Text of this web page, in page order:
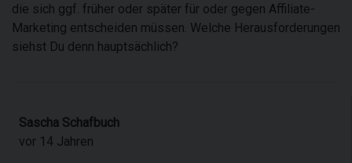
die sich ggf. früher oder später für oder gegen Affiliate-
Marketing entscheiden müssen. Welche Herausforderungen
siehst Du denn hauptsächlich?
Sascha Schafbuch
vor 14 Jahren